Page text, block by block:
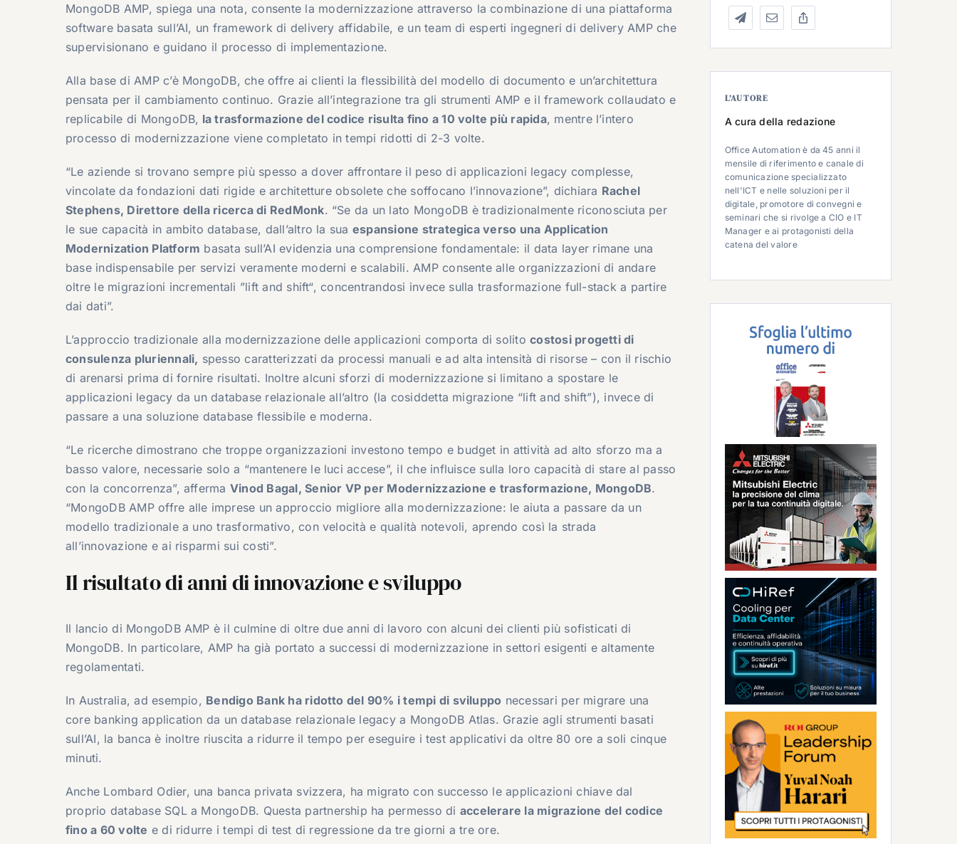
MongoDB AMP, spiega una nota, consente la modernizzazione attraverso la combinazione di una piattaforma
software basata sull’AI, un framework di delivery affidabile, e un team di esperti ingegneri di delivery AMP che
supervisionano e guidano il processo di implementazione.
Alla base di AMP c’è MongoDB, che offre ai clienti la flessibilità del modello di documento e un’architettura
pensata per il cambiamento continuo. Grazie all’integrazione tra gli strumenti AMP e il framework collaudato e
replicabile di MongoDB, la trasformazione del codice risulta fino a 10 volte più rapida, mentre l’intero
processo di modernizzazione viene completato in tempi ridotti di 2-3 volte.
“Le aziende si trovano sempre più spesso a dover affrontare il peso di applicazioni legacy complesse,
vincolate da fondazioni dati rigide e architetture obsolete che soffocano l’innovazione”, dichiara Rachel
Stephens, Direttore della ricerca di RedMonk. “Se da un lato MongoDB è tradizionalmente riconosciuta per
le sue capacità in ambito database, dall’altro la sua espansione strategica verso una Application
Modernization Platform basata sull’AI evidenzia una comprensione fondamentale: il data layer rimane una
base indispensabile per servizi veramente moderni e scalabili. AMP consente alle organizzazioni di andare
oltre le migrazioni incrementali ”lift and shift“, concentrandosi invece sulla trasformazione full-stack a partire
dai dati”.
L’approccio tradizionale alla modernizzazione delle applicazioni comporta di solitocostosi progetti di
consulenza pluriennali, spesso caratterizzati da processi manuali e ad alta intensità di risorse – con il rischio
di arenarsi prima di fornire risultati. Inoltre alcuni sforzi di modernizzazione si limitano a spostare le
applicazioni legacy da un database relazionale all’altro (la cosiddetta migrazione “lift and shift”), invece di
passare a una soluzione database flessibile e moderna.
“Le ricerche dimostrano che troppe organizzazioni investono tempo e budget in attività ad alto sforzo ma a
basso valore, necessarie solo a “mantenere le luci accese”, il che influisce sulla loro capacità di stare al passo
con la concorrenza”, afferma Vinod Bagal, Senior VP per Modernizzazione e trasformazione, MongoDB.
“MongoDB AMP offre alle imprese un approccio migliore alla modernizzazione: le aiuta a passare da un
modello tradizionale a uno trasformativo, con velocità e qualità notevoli, aprendo così la strada
all’innovazione e ai risparmi sui costi”.
Il risultato di anni di innovazione e sviluppo
Il lancio di MongoDB AMP è il culmine di oltre due anni di lavoro con alcuni dei clienti più sofisticati di
MongoDB. In particolare, AMP ha già portato a successi di modernizzazione in settori esigenti e altamente
regolamentati.
In Australia, ad esempio, Bendigo Bank ha ridotto del 90% i tempi di sviluppo necessari per migrare una
core banking application da un database relazionale legacy a MongoDB Atlas. Grazie agli strumenti basati
sull’AI, la banca è inoltre riuscita a ridurre il tempo per eseguire i test applicativi da oltre 80 ore a soli cinque
minuti.
Anche Lombard Odier, una banca privata svizzera, ha migrato con successo le applicazioni chiave dal
proprio database SQL a MongoDB. Questa partnership ha permesso di accelerare la migrazione del codice
fino a 60 volte e di ridurre i tempi di test di regressione da tre giorni a tre ore.
L’AUTORE
A cura della redazione
Office Automation è da 45 anni il
mensile di riferimento e canale di
comunicazione specializzato
nell'ICT e nelle soluzioni per il
digitale, promotore di convegni e
seminari che si rivolge a CIO e IT
Manager e ai protagonisti della
catena del valore